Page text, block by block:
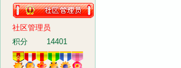
社区管理员
积分
14401